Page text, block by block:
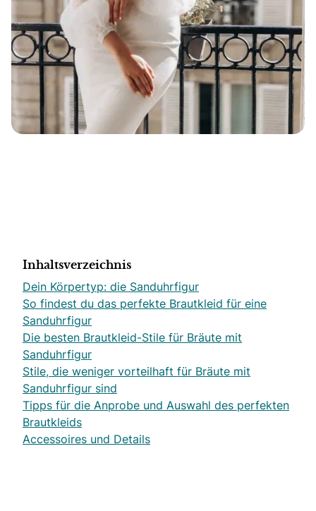
Inhaltsverzeichnis
Dein Körpertyp: die Sanduhrfigur
So findest du das perfekte Brautkleid für eine
Sanduhrfigur
Die besten Brautkleid-Stile für Bräute mit
Sanduhrfigur
Stile, die weniger vorteilhaft für Bräute mit
Sanduhrfigur sind
Tipps für die Anprobe und Auswahl des perfekten
Brautkleids
Accessoires und Details